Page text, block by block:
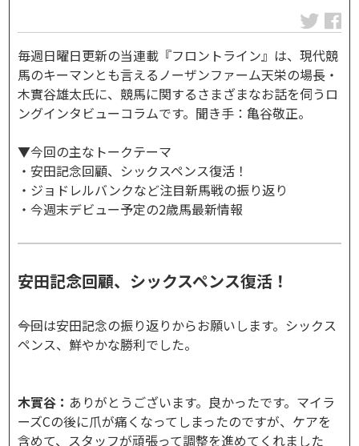
毎週日曜日更新の当連載『フロントライン』は、現代競
馬のキーマンとも言えるノーザンファーム天栄の場長・
木實谷雄太氏に、競馬に関するさまざまなお話を伺うロ
ングインタビューコラムです。聞き手：亀谷敬正。
▼今回の主なトークテーマ
・安田記念回顧、シックスペンス復活！
・ジョドレルバンクなど注目新馬戦の振り返り
・今週末デビュー予定の2歳馬最新情報
安田記念回顧、シックスペンス復活！
――今回は安田記念の振り返りからお願いします。シックス
ペンス、鮮やかな勝利でした。
木實谷： ありがとうございます。良かったです。マイラ
ーズCの後に爪が痛くなってしまったのですが、ケアを
含めて、スタッフが頑張って調整を進めてくれました